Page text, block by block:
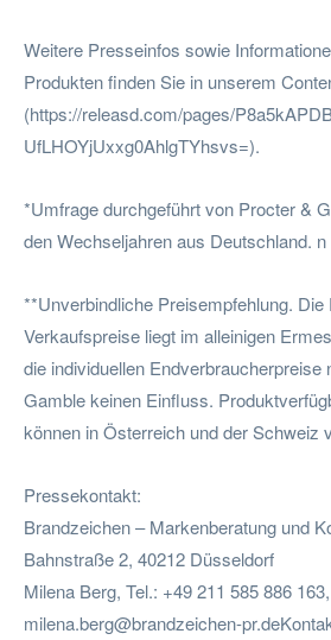
Weitere Presseinfos sowie
Produkten finden Sie in unserem
(https://releasd.com/pages/
UfLHOYjUxxg0AhlgTYhsvs=).
*Umfrage durchgeführt von Procter &
den Wechseljahren aus Deutschland. n
**Unverbindliche Preisempfehlung. Die
Verkaufspreise liegt im alleinigen
die individuellen Endverbraucherpreise
Gamble keinen Einfluss.
können in Österreich und der Schweiz
Pressekontakt:
Brandzeichen – Markenberatung und
Bahnstraße 2, 40212 Düsseldorf
Milena Berg, Tel.: +49 211 585 886
milena.berg@brandzeichen-